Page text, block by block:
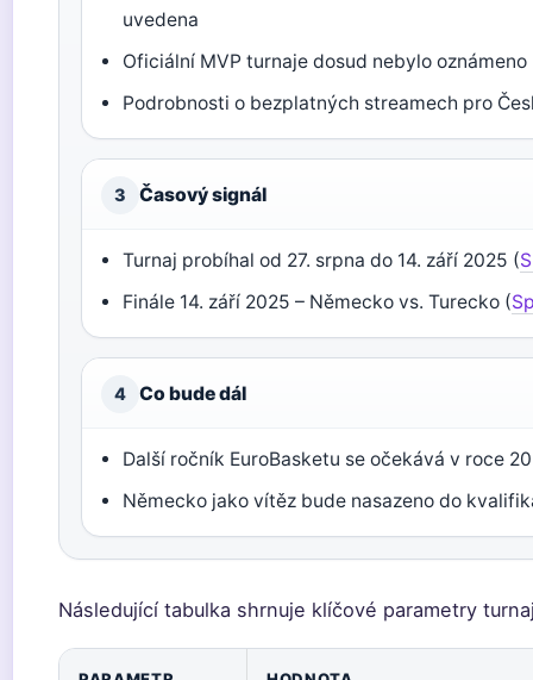
uvedena
Oficiální MVP turnaje dosud nebylo oznámeno
Podrobnosti o bezplatných streamech pro
3 Časový signál
Turnaj probíhal od 27. srpna do 14. září 2025 (
Finále 14. září 2025 – Německo vs. Turecko (
4 Co bude dál
Další ročník EuroBasketu se očekává v roce
Německo jako vítěz bude nasazeno do
Následující tabulka shrnuje klíčové parametry